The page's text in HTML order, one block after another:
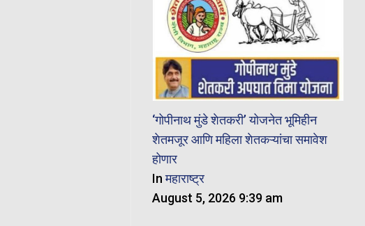
‘गोपीनाथ मुंडे शेतकरी’ योजनेत भूमिहीन
शेतमजूर आणि महिला शेतकऱ्यांचा समावेश
होणार
Inमहाराष्ट्र
August 5, 2026 9:39 am